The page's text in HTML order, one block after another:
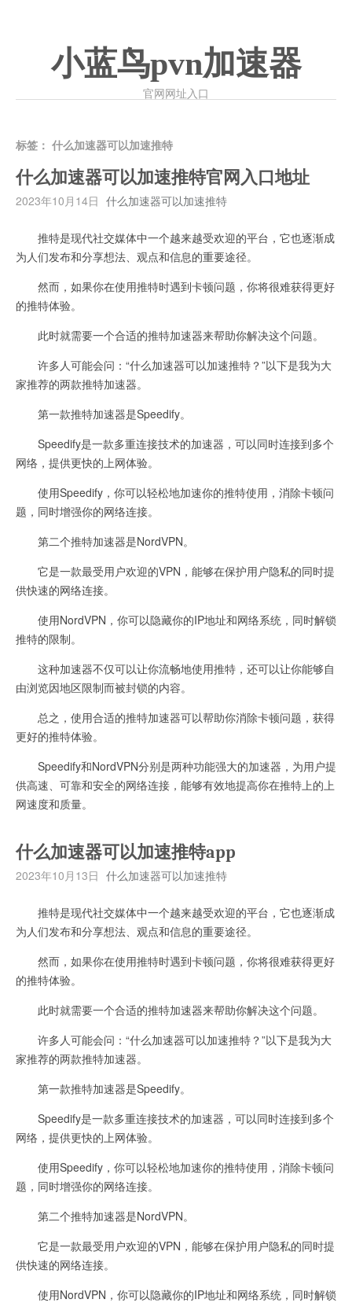
小蓝鸟pvn加速器
官网网址入口
标签： 什么加速器可以加速推特
什么加速器可以加速推特官网入口地址
2023年10月14日 什么加速器可以加速推特
推特是现代社交媒体中一个越来越受欢迎的平台，它也逐渐成
为人们发布和分享想法、观点和信息的重要途径。
然而，如果你在使用推特时遇到卡顿问题，你将很难获得更好
的推特体验。
此时就需要一个合适的推特加速器来帮助你解决这个问题。
许多人可能会问：“什么加速器可以加速推特？”以下是我为大
家推荐的两款推特加速器。
第一款推特加速器是Speedify。
Speedify是一款多重连接技术的加速器，可以同时连接到多个
网络，提供更快的上网体验。
使用Speedify，你可以轻松地加速你的推特使用，消除卡顿问
题，同时增强你的网络连接。
第二个推特加速器是NordVPN。
它是一款最受用户欢迎的VPN，能够在保护用户隐私的同时提
供快速的网络连接。
使用NordVPN，你可以隐藏你的IP地址和网络系统，同时解锁
推特的限制。
这种加速器不仅可以让你流畅地使用推特，还可以让你能够自
由浏览因地区限制而被封锁的内容。
总之，使用合适的推特加速器可以帮助你消除卡顿问题，获得
更好的推特体验。
Speedify和NordVPN分别是两种功能强大的加速器，为用户提
供高速、可靠和安全的网络连接，能够有效地提高你在推特上的上
网速度和质量。
什么加速器可以加速推特app
2023年10月13日 什么加速器可以加速推特
推特是现代社交媒体中一个越来越受欢迎的平台，它也逐渐成
为人们发布和分享想法、观点和信息的重要途径。
然而，如果你在使用推特时遇到卡顿问题，你将很难获得更好
的推特体验。
此时就需要一个合适的推特加速器来帮助你解决这个问题。
许多人可能会问：“什么加速器可以加速推特？”以下是我为大
家推荐的两款推特加速器。
第一款推特加速器是Speedify。
Speedify是一款多重连接技术的加速器，可以同时连接到多个
网络，提供更快的上网体验。
使用Speedify，你可以轻松地加速你的推特使用，消除卡顿问
题，同时增强你的网络连接。
第二个推特加速器是NordVPN。
它是一款最受用户欢迎的VPN，能够在保护用户隐私的同时提
供快速的网络连接。
使用NordVPN，你可以隐藏你的IP地址和网络系统，同时解锁